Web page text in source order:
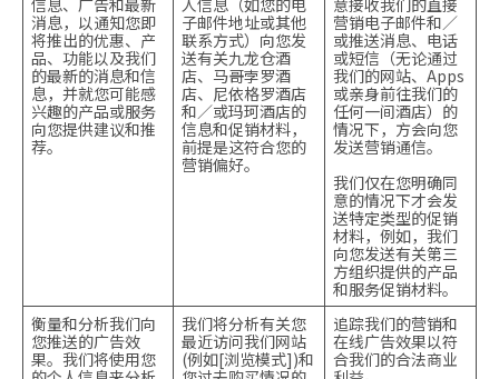
信息、广告和最新
消息，以通知您即
将推出的优惠、产
品、功能以及我们
的最新的消息和信
息，并就您可能感
兴趣的产品或服务
向您提供建议和推
荐。
人信息（如您的电
子邮件地址或其他
联系方式）向您发
送有关九龙仓酒
店、马哥孛罗酒
店、尼依格罗酒店
和／或玛珂酒店的
信息和促销材料，
前提是这符合您的
营销偏好。
意接收我们的直接
营销电子邮件和／
或推送消息、电话
或短信（无论通过
我们的网站、Apps
或亲身前往我们的
任何一间酒店）的
情况下，方会向您
发送营销通信。
我们仅在您明确同
意的情况下才会发
送特定类型的促销
材料，例如，我们
向您发送有关第三
方组织提供的产品
和服务促销材料。
衡量和分析我们向
您推送的广告效
果。我们将使用您
我们将分析有关您
最近访问我们网站
(例如[浏览模式])和
追踪我们的营销和
在线广告效果以符
合我们的合法商业